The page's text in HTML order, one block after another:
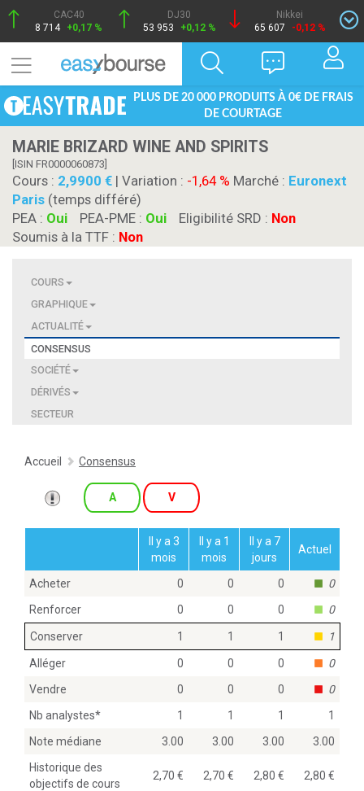
CAC40
8 714 +0,17 %
DJ30
53 953
+0,12 %
Nikkei
65 607
-0,12 %
PLUS DE 20 000 PRODUITS À 0€ DE FRAIS
DE COURTAGE
MARIE BRIZARD WINE AND SPIRITS
[ISIN FR0000060873]
Cours : 2,9900 | Variation : -1,64 % Marché : Euronext
Paris (temps différé)
PEA : Oui PEA-PME : Oui Eligibilité SRD : Non
Soumis à la TTF : Non
COURS
GRAPHIQUE
ACTUALITÉ
CONSENSUS
SOCIÉTÉ
DÉRIVÉS
SECTEUR
Accueil Consensus
A V
Il y a 3
mois
Il y a 1
mois
Il y a 7
jours
Actuel
Acheter 0 0 0
0
Renforcer
0 0 0 0
Conserver 1 1 1 1
Alléger 0 0 0
0
Vendre
0 0 0
0
Nb analystes* 1 1 1
1
Note médiane
3.00 3.00 3.00
3.00
Historique des
objectifs de cours
2,70 2,70 2,80 2,80